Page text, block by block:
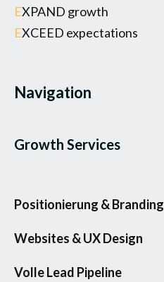
EXPAND growth
EXCEED expectations
Navigation
Growth Services
Positionierung & Branding
Websites & UX Design
Volle Lead Pipeline